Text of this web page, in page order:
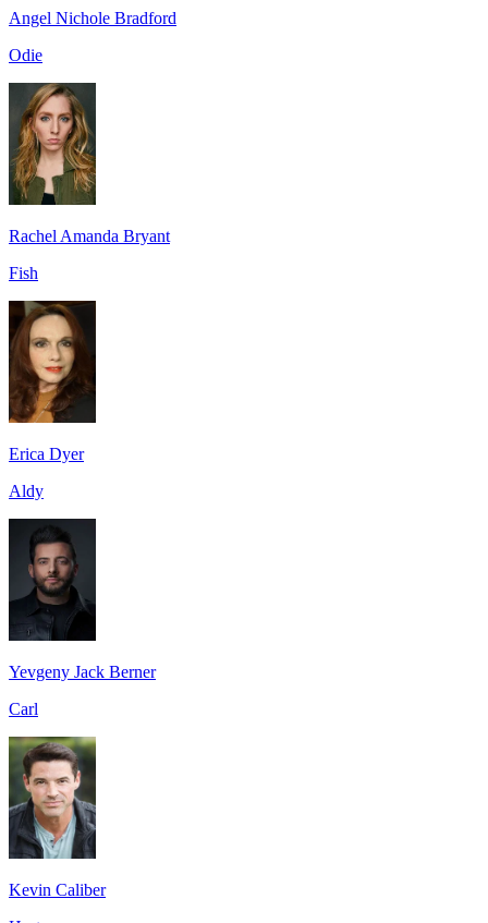
Angel Nichole Bradford
Odie
Rachel Amanda Bryant
Fish
Erica Dyer
Aldy
Yevgeny Jack Berner
Carl
Kevin Caliber